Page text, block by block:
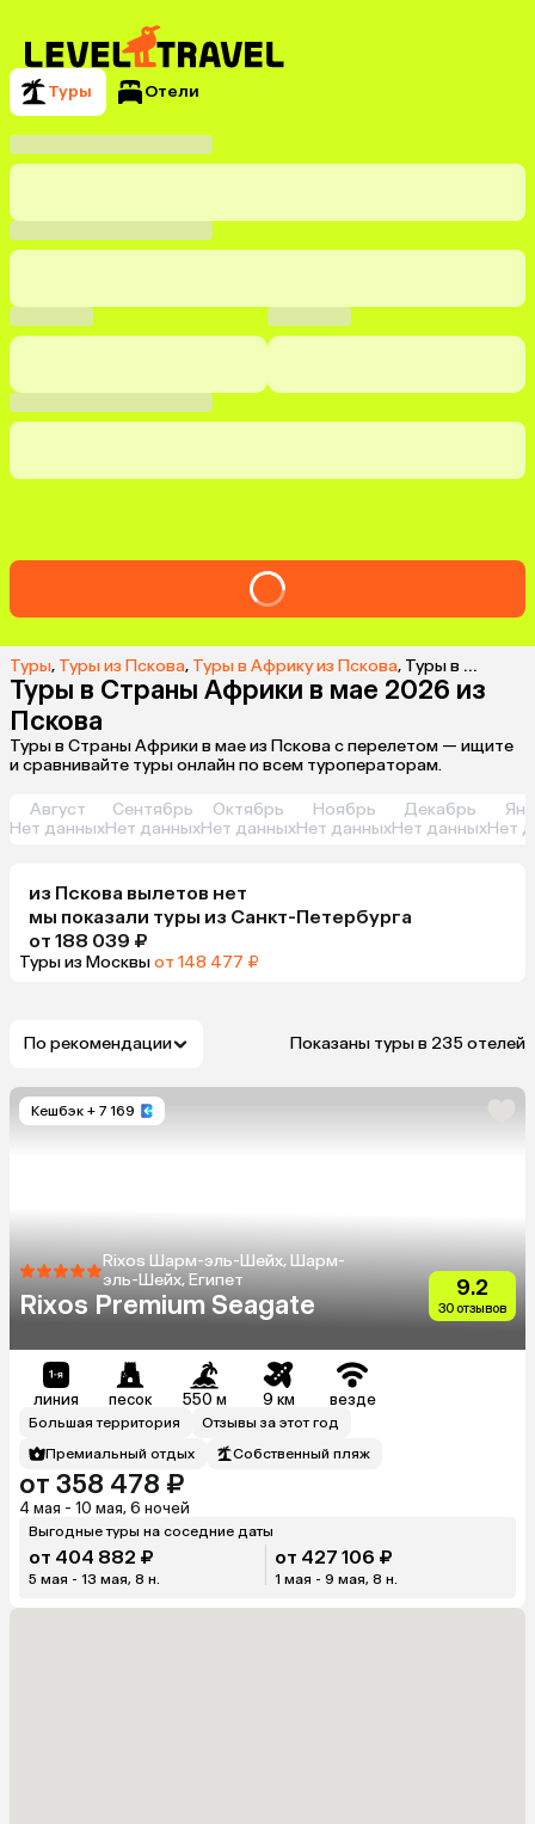
Туры Отели
Туры, Туры из Пскова, Туры в Африку из Пскова, Туры в Страны Африки в мае 2026 из Пскова
Туры в Страны Африки в мае 2026 из
Пскова
Туры в Страны Африки в мае из Пскова с перелетом — ищите
и сравнивайте туры онлайн по всем туроператорам.
Август
Нет данных
Сентябрь
Нет данных
Октябрь
Нет данных
Ноябрь
Нет данных
Декабрь
Нет данныхНет
из Пскова вылетов нет
мы показали туры из Санкт-Петербурга
от 188 039 ₽
Туры из Москвыот 148 477 ₽
По рекомендации Показаны туры в 235 отелей
Кешбэк + 7 169
Rixos Шарм-эль-Шейх, Шарм-
эль-Шейх, Египет
Rixos Premium Seagate
9.2
30 отзывов
линия песок 550 м 9 км везде
Большая территория
Отзывы за этот год
Премиальный отдых
Собственный пляж
от 358 478 ₽
4 мая - 10 мая, 6 ночей
Выгодные туры на соседние даты
от 404 882 ₽
5 мая - 13 мая, 8 н.
от 427 106 ₽
1 мая - 9 мая, 8 н.